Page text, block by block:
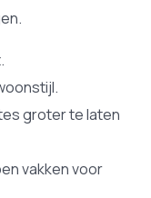
groter te laten
vakken voor